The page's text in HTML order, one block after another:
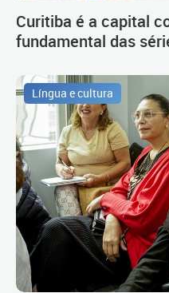
Curitiba é a capital
fundamental das
Língua e cultura